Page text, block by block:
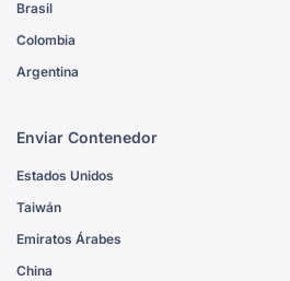
Brasil
Colombia
Argentina
Enviar Contenedor
Estados Unidos
Taiwán
Emiratos Árabes
China